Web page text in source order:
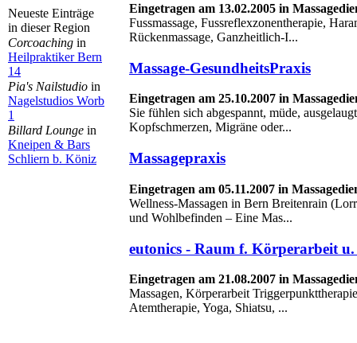
Neueste Einträge
in dieser Region
Corcoaching in
Heilpraktiker Bern
14
Pia's Nailstudio in
Nagelstudios Worb
1
Billard Lounge in
Kneipen & Bars
Schliern b. Köniz
Eingetragen am 13.02.2005 in
Fussmassage, Fussreflexzonentherapie,
Rückenmassage, Ganzheitlich-I...
Massage-GesundheitsPraxis
Eingetragen am 25.10.2007 in
Sie fühlen sich abgespannt, müde,
Kopfschmerzen, Migräne oder...
Massagepraxis
Eingetragen am 05.11.2007 in
Wellness-Massagen in Bern Breitenrain
und Wohlbefinden – Eine Mas...
eutonics - Raum f. Körperarbeit
Eingetragen am 21.08.2007 in
Massagen, Körperarbeit
Atemtherapie, Yoga, Shiatsu, ...